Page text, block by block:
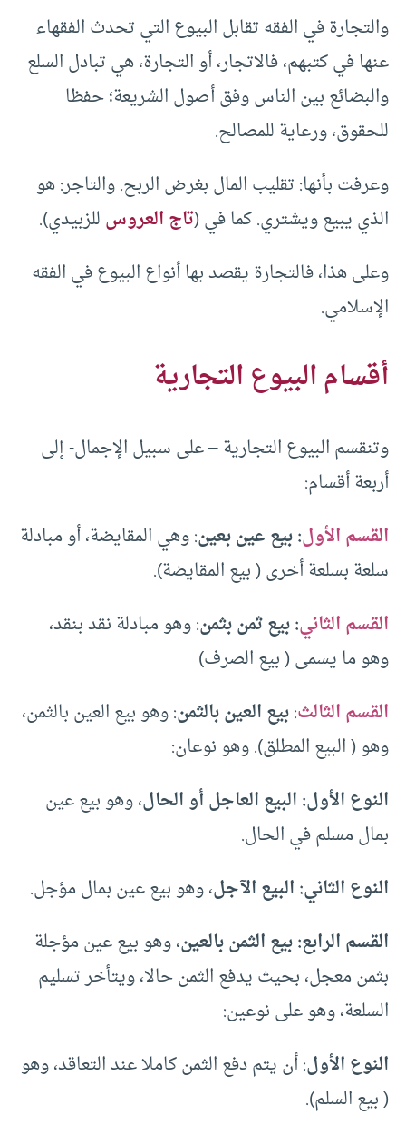
والتجارة في الفقه تقابل البيوع التي تحدث الفقهاء
عنها في كتبهم، فالاتجار، أو التجارة، هي تبادل السلع
والبضائع بين الناس وفق أصول الشريعة؛ حفظا
للحقوق، ورعاية للمصالح.
وعرفت بأنها: تقليب المال بغرض الربح. والتاجر: هو
الذي يبيع ويشتري. كما في (تاج العروسللزبيدي).
وعلى هذا، فالتجارة يقصد بها أنواع البيوع في الفقه
الإسلامي.
أقسام البيوع التجارية
وتنقسم البيوع التجارية – على سبيل الإجمال- إلى
أربعة أقسام:
القسم الأول: بيع عين بعين: وهي المقايضة، أو مبادلة
سلعة بسلعة أخرى ( بيع المقايضة).
القسم الثاني: بيع ثمن بثمن: وهو مبادلة نقد بنقد،
وهو ما يسمى ( بيع الصرف)
القسم الثالث:بيع العين بالثمن: وهو بيع العين بالثمن،
وهو ( البيع المطلق). وهو نوعان:
النوع الأول: البيع العاجل أو الحال، وهو بيع عين
بمال مسلم في الحال.
النوع الثاني: البيع الآجل، وهو بيع عين بمال مؤجل.
القسم الرابع: بيع الثمن بالعين، وهو بيع عين مؤجلة
بثمن معجل، بحيث يدفع الثمن حالا، ويتأخر تسليم
السلعة، وهو على نوعين:
النوع الأول: أن يتم دفع الثمن كاملا عند التعاقد، وهو
( بيع السلم).